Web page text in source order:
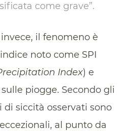
come grave”.
il fenomeno è
noto come SPI
Index) e
piogge. Secondo gli
di siccità osservati sono
al punto da